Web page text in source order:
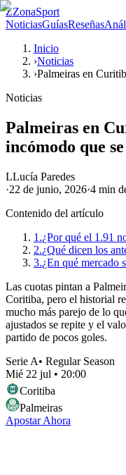
ZZonaSport
NoticiasGuíasReseñas
Inicio
›Noticias
›Palmeiras en
Noticias
Palmeiras en
incómodo que
LLucía Paredes
·22 de junio, 2026·4 min
Contenido del artículo
1.¿Por qué el 1.91
2.¿Qué dicen los
3.¿En qué mercado
Las cuotas pintan a
Coritiba, pero el historial
mucho más parejo de lo
ajustados se repite y el
partido de pocos goles.
Serie A• Regular Season
Mié 22 jul • 20:00
Coritiba
Palmeiras
Apostar Ahora